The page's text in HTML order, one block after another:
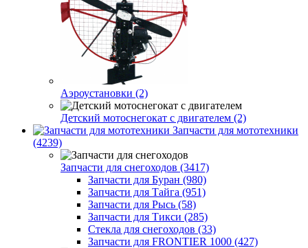
Аэроустановки (2)
Детский мотоснегокат с двигателем (2)
Запчасти для мототехники
(4239)
Запчасти для снегоходов (3417)
Запчасти для Буран (980)
Запчасти для Тайга (951)
Запчасти для Рысь (58)
Запчасти для Тикси (285)
Стекла для снегоходов (33)
Запчасти для FRONTIER 1000 (427)